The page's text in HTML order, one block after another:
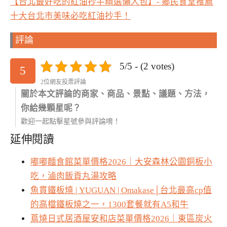
十大台北市美味必吃紅油抄手！
評論
5 5/5 - (2 votes)
2位網友投票評論
關於本文評論的商家、商品、景點、議題、方法，
你給幾顆星呢？
歡迎一起點擊星號參與評論唷！
延伸閱讀
嘟嘟麵食館菜單價格2026｜大安森林公園銅板小
吃，滷肉飯貢丸湯攻略
魚貫鐵板燒 | YUGUAN | Omakase│台北最高cp值
的高檔鐵板燒之一，1300套餐就有A5和牛
蔦燒日式居酒屋安和店菜單價格2026｜東區炭火